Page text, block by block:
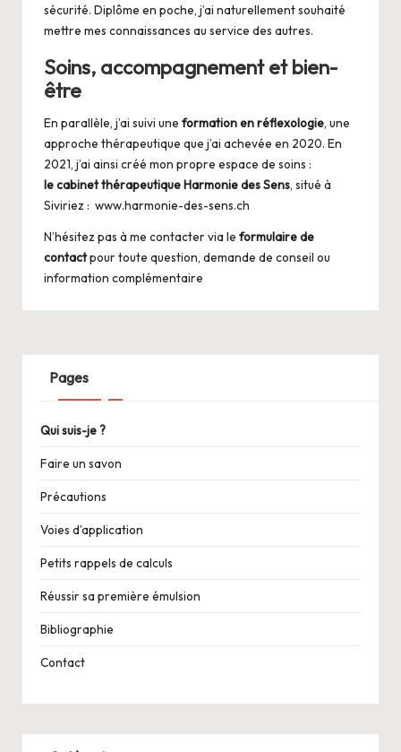
sécurité. Diplôme en poche, j’ai naturellement souhaité
mettre mes connaissances au service des autres.
Soins, accompagnement et bien-
être
En parallèle, j’ai suivi une formation en réflexologie, une
approche thérapeutique que j’ai achevée en 2020. En
2021, j’ai ainsi créé mon propre espace de soins :
le cabinet thérapeutique Harmonie des Sens, situé à
Siviriez : www.harmonie-des-sens.ch
N’hésitez pas à me contacter via le formulaire de
contactpour toute question, demande de conseil ou
information complémentaire
Pages
Qui suis-je ?
Faire un savon
Précautions
Voies d’application
Petits rappels de calculs
Réussir sa première émulsion
Bibliographie
Contact